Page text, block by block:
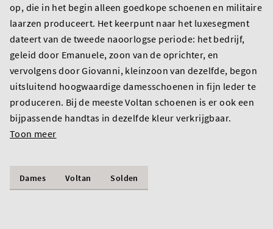
op, die in het begin alleen goedkope schoenen en militaire
laarzen produceert. Het keerpunt naar het luxesegment
dateert van de tweede naoorlogse periode: het bedrijf,
geleid door Emanuele, zoon van de oprichter, en
vervolgens door Giovanni, kleinzoon van dezelfde, begon
uitsluitend hoogwaardige damesschoenen in fijn leder te
produceren. Bij de meeste Voltan schoenen is er ook een
bijpassende handtas in dezelfde kleur verkrijgbaar.
Toon meer
Dames Voltan Solden